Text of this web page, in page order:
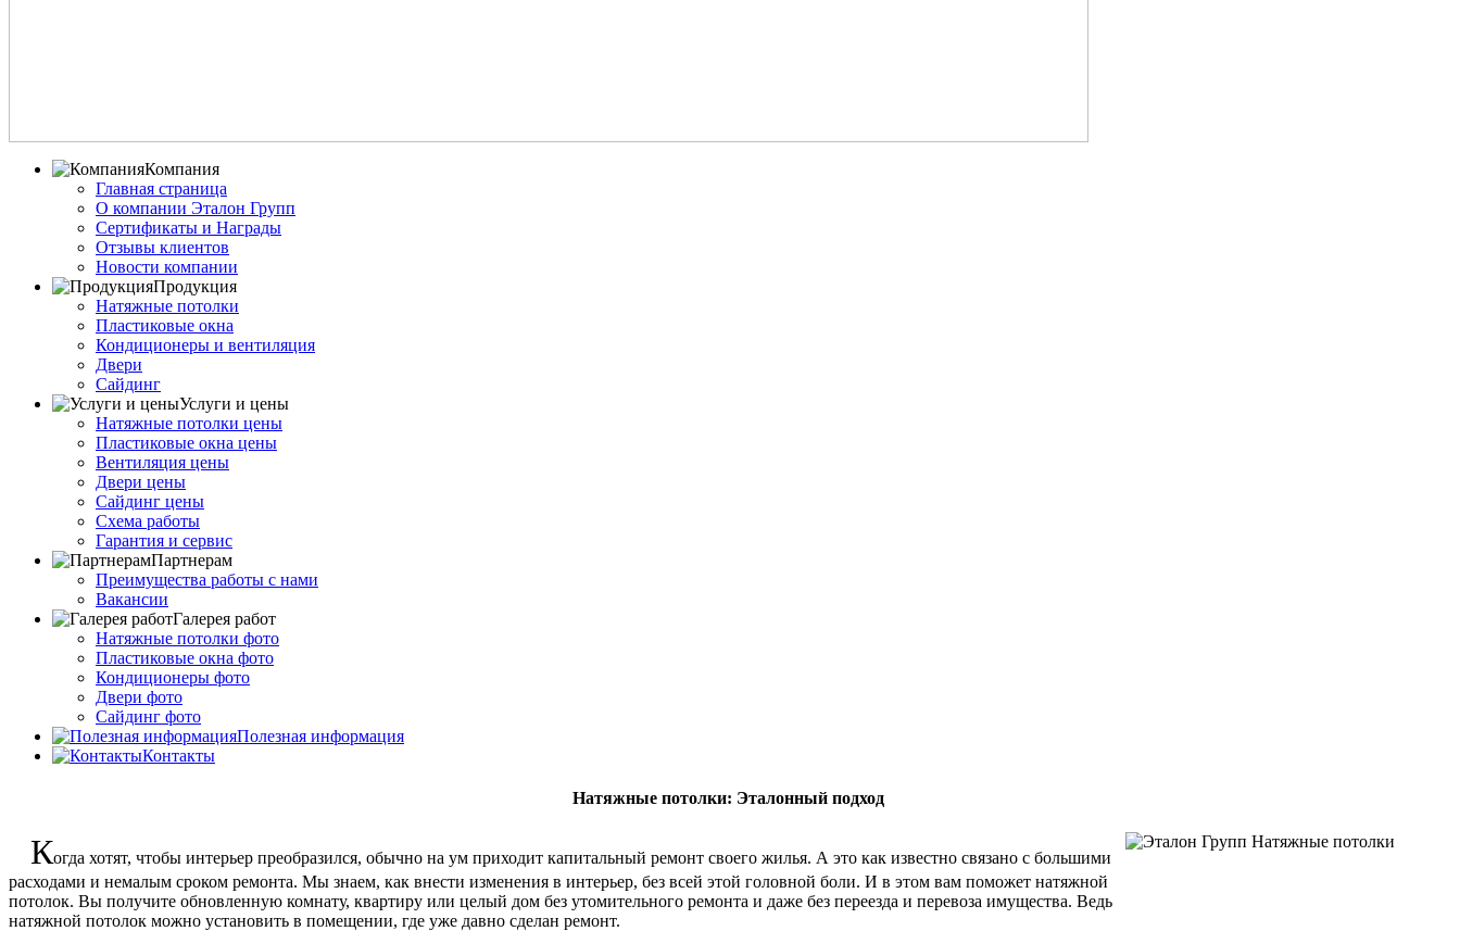
Компания
Главная страница
О компании Эталон Групп
Сертификаты и Награды
Отзывы клиентов
Новости компании
Продукция
Натяжные потолки
Пластиковые окна
Кондиционеры и вентиляция
Двери
Сайдинг
Услуги и цены
Натяжные потолки цены
Пластиковые окна цены
Вентиляция цены
Двери цены
Сайдинг цены
Схема работы
Гарантия и сервис
Партнерам
Преимущества работы с нами
Вакансии
Галерея работ
Натяжные потолки фото
Пластиковые окна фото
Кондиционеры фото
Двери фото
Сайдинг фото
Полезная информация
Контакты
Натяжные потолки: Эталонный подход
Когда хотят, чтобы интерьер преобразился, обычно на ум приходит капитальный ремонт своего жилья. А это как известно связано с большими
расходами и немалым сроком ремонта. Мы знаем, как внести изменения в интерьер, без всей этой головной боли. И в этом вам поможет натяжной
потолок. Вы получите обновленную комнату, квартиру или целый дом без утомительного ремонта и даже без переезда и перевоза имущества. Ведь
натяжной потолок можно установить в помещении, где уже давно сделан ремонт.